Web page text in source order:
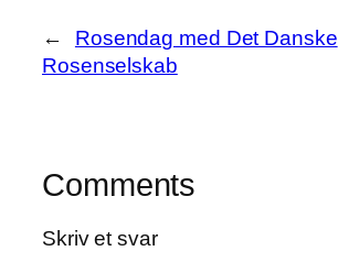
←
Rosendag med Det Danske
Rosenselskab
Comments
Skriv et svar